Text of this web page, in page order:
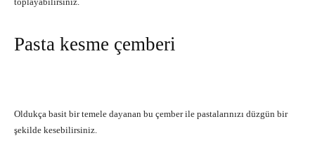
Pasta kesme çemberi
Oldukça basit bir temele dayanan bu çember ile pastalarınızı düzgün bir
şekilde kesebilirsiniz.